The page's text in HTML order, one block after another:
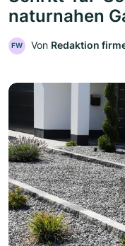
naturnahen
FW Von Redaktion